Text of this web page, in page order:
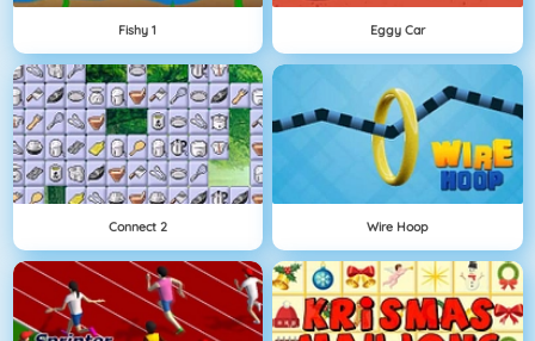
Fishy 1 Eggy Car
Connect 2 Wire Hoop